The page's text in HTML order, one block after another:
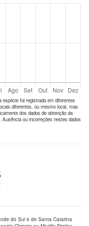
espécie foi registrada em diferentes
diferentes, ou mesmo local, mas
dos dados de obtenção da
ou incorreções nestes dados
do Sul e de Santa Catarina